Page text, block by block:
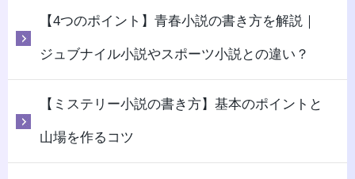
【4つのポイント】青春小説の書き方を解説｜
ジュブナイル小説やスポーツ小説との違い？
【ミステリー小説の書き方】基本のポイントと
山場を作るコツ